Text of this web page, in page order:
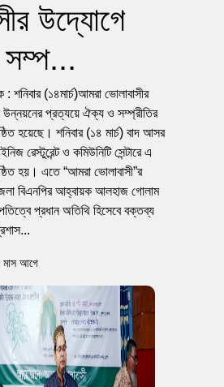
উদ্যোগে
: শনিবার (১৪মার্চ)আমরা ভোলাবাসীর
উন্নয়নের প্রত্যয়ে ঐক্য ও সম্প্রীতির
হয়েছে। শনিবার (১৪ মার্চ) বাদ আসর
রেস্টুরেন্ট ও কমিউনিটি সেন্টারে এ
হয়। এতে “আমরা ভোলাবাসী”র
বিএনপির আহ্বায়ক আলহাজ গোলাম
প্রধান অতিথি হিসেবে বক্তব্য
মাস আগে